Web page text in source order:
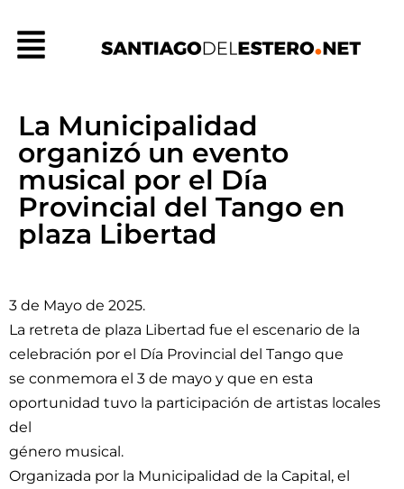
contenido
Menú
La Municipalidad
organizó un evento
musical por el Día
Provincial del Tango en
plaza Libertad
3 de Mayo de 2025.
La retreta de plaza Libertad fue el escenario de la
celebración por el Día Provincial del Tango que
se conmemora el 3 de mayo y que en esta
oportunidad tuvo la participación de artistas locales
del
género musical.
Organizada por la Municipalidad de la Capital, el